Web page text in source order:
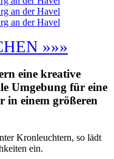
»»»
eine kreative
Umgebung für eine
in einem größeren
Kronleuchtern, so lädt
ein.